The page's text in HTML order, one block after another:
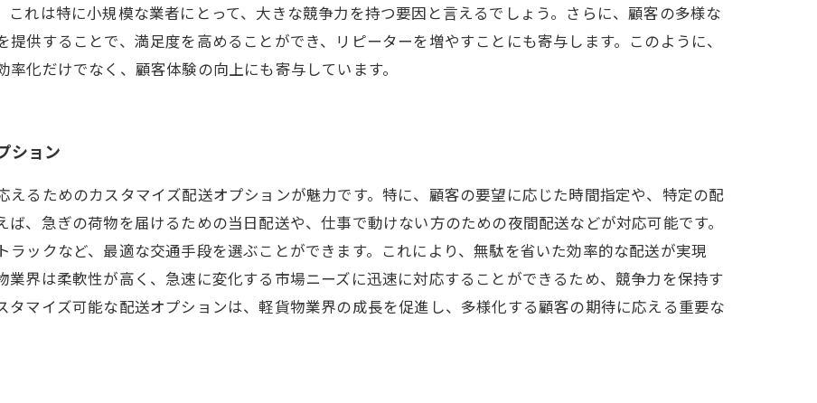
れは特に小規模な業者にとって、大きな競争力を持つ要因と言えるでしょう。さらに、顧客の多様な
供することで、満足度を高めることができ、リピーターを増やすことにも寄与します。このように、
化だけでなく、顧客体験の向上にも寄与しています。
ション
るためのカスタマイズ配送オプションが魅力です。特に、顧客の要望に応じた時間指定や、特定の配
、急ぎの荷物を届けるための当日配送や、仕事で動けない方のための夜間配送などが対応可能です。
ラックなど、最適な交通手段を選ぶことができます。これにより、無駄を省いた効率的な配送が実現
業界は柔軟性が高く、急速に変化する市場ニーズに迅速に対応することができるため、競争力を保持す
タマイズ可能な配送オプションは、軽貨物業界の成長を促進し、多様化する顧客の期待に応える重要な